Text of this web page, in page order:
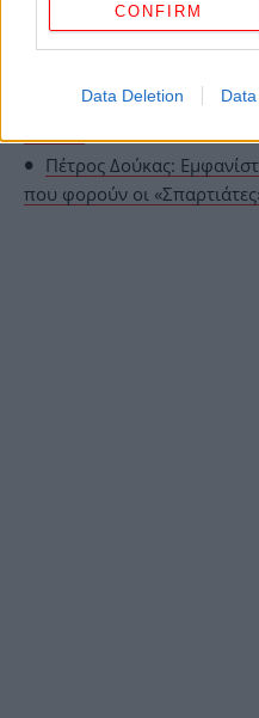
CONFIRM
Data Deletion
ΝΔ, καμία ψήφος στους
Δανία
Μπαγκλαντεσιανού στο
Πέτρος Δούκας:
που φορούν οι